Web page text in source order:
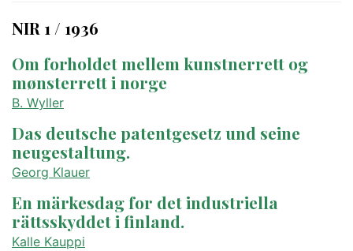
NIR 1 / 1936
Om forholdet mellem kunstnerrett og
mønsterrett i norge
B. Wyller
Das deutsche patentgesetz und seine
neugestaltung.
Georg Klauer
En märkesdag for det industriella
rättsskyddet i finland.
Kalle Kauppi